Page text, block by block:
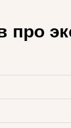
про